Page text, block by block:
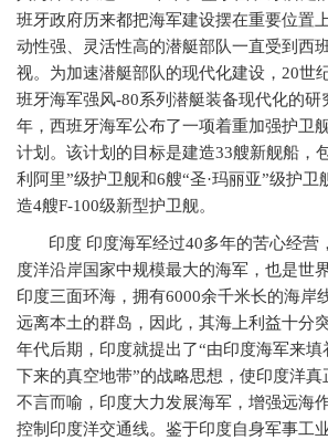
班牙政府历来都把海军建设摆在重要位置
动性强、灵活性高的潜艇部队一直受到西
视。为加速潜艇部队的现代化建设， 20世
班牙海军强风-80系列潜艇装备现代化的研
年，西班牙海军公布了一项着重加强护卫
计划。该计划的目标是建造33艘新舰船，
利阿里”级护卫舰和6艘“圣·玛丽亚”级护卫
造4艘F-100级新型护卫舰。
印度 印度海军经过40多年的苦心经营
度洋沿岸国家中规模最大的海军，也是世
印度三面环海，拥有6000余千米长的海岸
远离本土的群岛，因此，其海上利益十分
年代后期，印度就提出了“由印度海军来填
下来的真空地带”的战略思想，使印度洋真
不言而喻，印度大力发展海军，增强远海
控制印度洋交通线。鉴于印度自身军事工